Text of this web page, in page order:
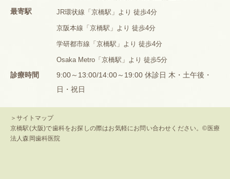
最寄駅
JR環状線「京橋駅」より 徒歩4分
京阪本線「京橋駅」より 徒歩4分
学研都市線「京橋駅」より 徒歩4分
Osaka Metro「京橋駅」より 徒歩5分
診療時間
9:00～13:00/14:00～19:00 休診日 木・土午後・
日・祝日
＞サイトマップ
京橋駅(大阪)で歯科をお探しの際はお気軽にお問い合わせください。©医療
法人森岡歯科医院